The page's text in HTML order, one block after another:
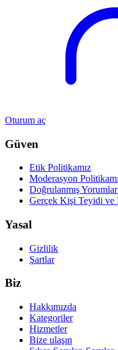
Oturum aç
Güven
Etik Politikamız
Moderasyon
Doğrulanmış
Gerçek Kişi Teyidi ve
Yasal
Gizlilik
Şartlar
Biz
Hakkımızda
Kategoriler
Hizmetler
Bize ulaşın